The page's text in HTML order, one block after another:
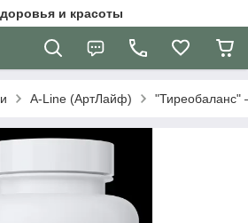
и красоты
A-Line (АртЛайф) "Тиреобаланс"